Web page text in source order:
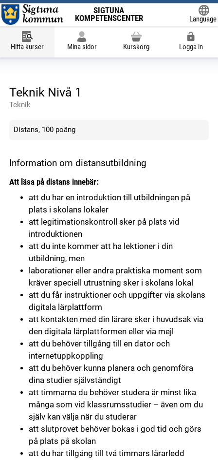
SIGTUNA
KOMPETENSCENTER
Language
Hitta kurser Mina sidor Kurskorg Logga in
Teknik Nivå 1
Teknik
Distans, 100 poäng
Information om distansutbildning
Att läsa på distans innebär:
att du har en introduktion till utbildningen på
plats i skolans lokaler
att legitimationskontroll sker på plats vid
introduktionen
att du inte kommer att ha lektioner i din
utbildning, men
laborationer eller andra praktiska moment som
kräver speciell utrustning sker i skolans lokal
att du får instruktioner och uppgifter via skolans
digitala lärplattform
att kontakten med din lärare sker i huvudsak via
den digitala lärplattformen eller via mejl
att du behöver tillgång till en dator och
internetuppkoppling
att du behöver kunna planera och genomföra
dina studier självständigt
att timmarna du behöver studera är minst lika
många som vid klassrumsstudier – även om du
själv kan välja när du studerar
att slutprovet behöver bokas i god tid och görs
på plats på skolan
att du har tillgång till två timmars lärarledd